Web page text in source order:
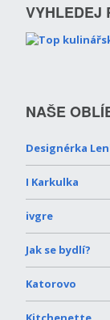
VYHLEDEJ
NAŠE
Designérka
I Karkulka
ivgre
Jak se bydlí?
Katorovo